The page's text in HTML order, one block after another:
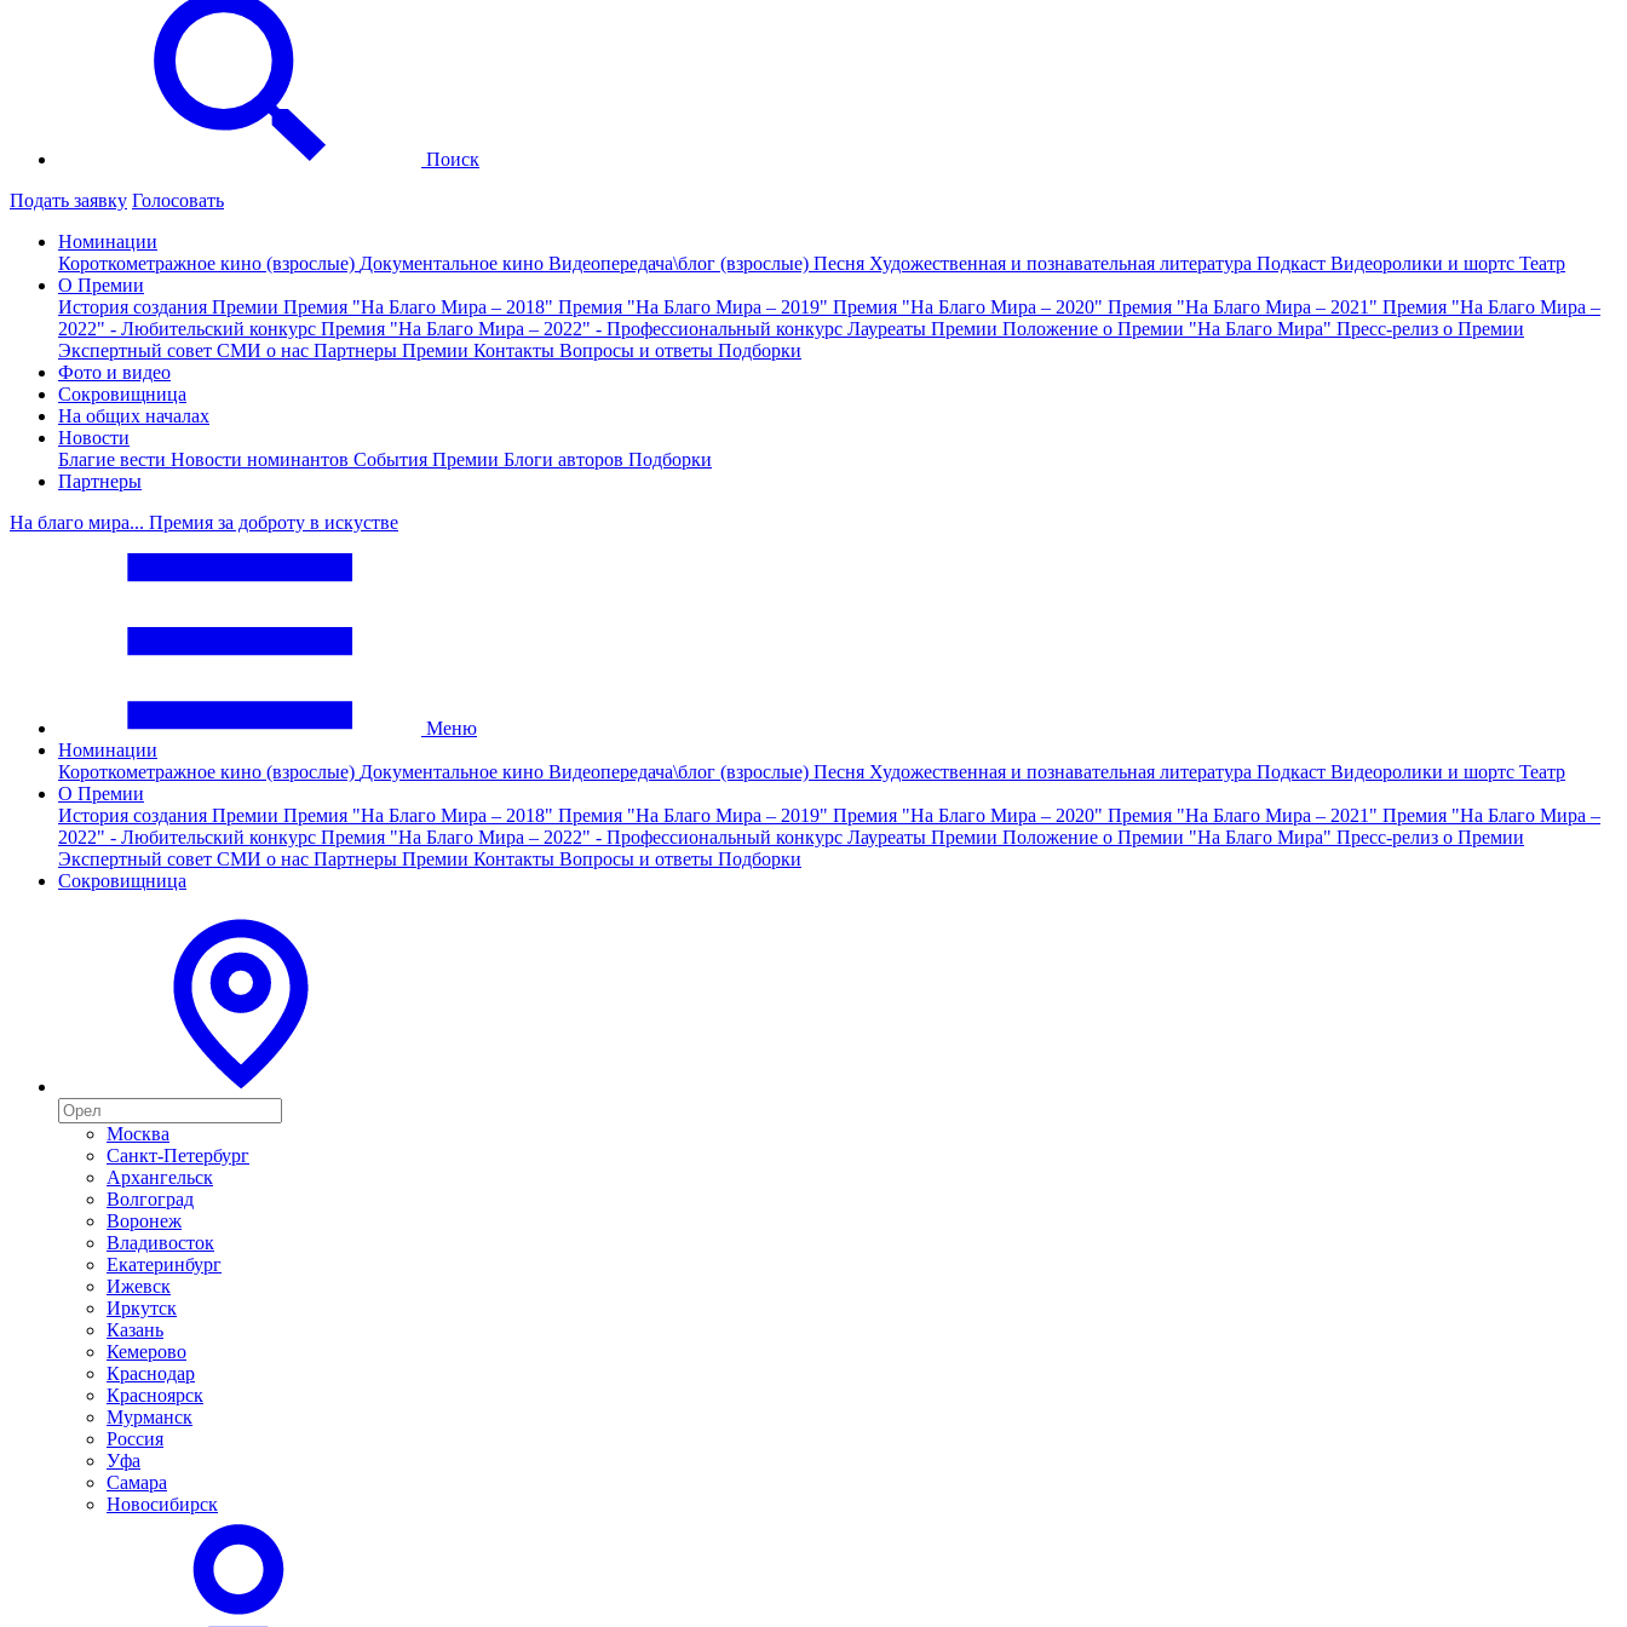
Поиск
Подать заявку Голосовать
Номинации
Короткометражное кино (взрослые) Документальное кино Видеопередача\блог (взрослые) Песня Художественная и познавательная литература Подкаст Видеоролики и шортс Театр
О Премии
История создания Премии Премия "На Благо Мира – 2018" Премия "На Благо Мира – 2019" Премия "На Благо Мира – 2020" Премия "На Благо Мира – 2021" Премия "На Благо Мира –
2022" - Любительский конкурс Премия "На Благо Мира – 2022" - Профессиональный конкурс Лауреаты Премии Положение о Премии "На Благо Мира" Пресс-релиз о Премии
Экспертный совет СМИ о нас Партнеры Премии Контакты Вопросы и ответы Подборки
Фото и видео
Сокровищница
На общих началах
Новости
Благие вести Новости номинантов События Премии Блоги авторов Подборки
Партнеры
На благо мира... Премия за доброту в искустве
Меню
Номинации
Короткометражное кино (взрослые) Документальное кино Видеопередача\блог (взрослые) Песня Художественная и познавательная литература Подкаст Видеоролики и шортс Театр
О Премии
История создания Премии Премия "На Благо Мира – 2018" Премия "На Благо Мира – 2019" Премия "На Благо Мира – 2020" Премия "На Благо Мира – 2021" Премия "На Благо Мира –
2022" - Любительский конкурс Премия "На Благо Мира – 2022" - Профессиональный конкурс Лауреаты Премии Положение о Премии "На Благо Мира" Пресс-релиз о Премии
Экспертный совет СМИ о нас Партнеры Премии Контакты Вопросы и ответы Подборки
Сокровищница
Москва
Санкт-Петербург
Архангельск
Волгоград
Воронеж
Владивосток
Екатеринбург
Ижевск
Иркутск
Казань
Кемерово
Краснодар
Красноярск
Мурманск
Россия
Уфа
Самара
Новосибирск